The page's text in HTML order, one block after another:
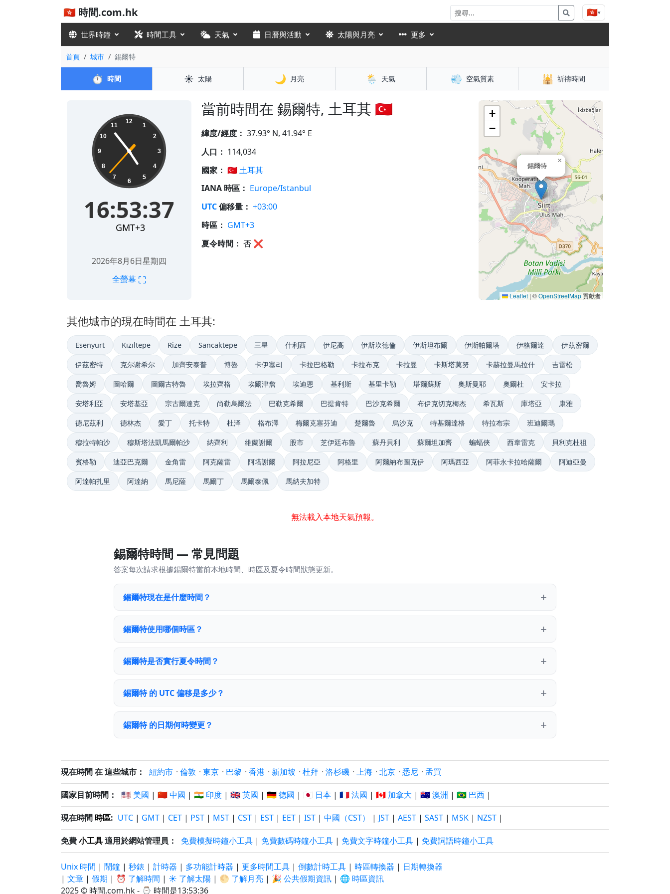
🇭🇰 時間.com.hk 🇭🇰▾
世界時鐘 時間工具 天氣 日曆與活動 太陽與月亮 更多
首頁 城市 錫爾特
⏱️ 時間 ☀️ 太陽 🌙 月亮 🌦️ 天氣 💨 空氣質素 🕌 祈禱時間
當前時間在 錫爾特, 土耳其 🇹🇷
16:53:37 12
1
2
3
4
5
6
7
8
9
10
11
16:53:37
GMT+3
2026年8月6日星期四
全螢幕 ⛶
緯度/經度： 37.93° N, 41.94° E
人口： 114,034
國家： 🇹🇷土耳其
IANA 時區： Europe/Istanbul
UTC偏移量： +03:00
時區： GMT+3
夏令時間： 否 ❌
錫爾特
×
+
−
Leaflet | ©OpenStreetMap貢獻者
其他城市的現在時間在 土耳其:
Esenyurt Kızıltepe Rize Sancaktepe 三星 什利西 伊尼高 伊斯坎德倫 伊斯坦布爾 伊斯帕爾塔 伊格爾達 伊茲密爾
伊茲密特 克尔谢希尔 加齊安泰普 博魯 卡伊塞리 卡拉巴格勒 卡拉布克 卡拉曼 卡斯塔莫努 卡赫拉曼馬拉什 吉雷松
喬魯姆 圖哈爾 圖爾古特魯 埃拉齊格 埃爾津詹 埃迪恩 基利斯 基里卡勒 塔爾蘇斯 奧斯曼耶 奧爾杜 安卡拉
安塔利亞 安塔基亞 宗古爾達克 尚勒烏爾法 巴勒克希爾 巴提肯特 巴沙克希爾 布伊克切克梅杰 希瓦斯 庫塔亞 康雅
德尼茲利 德林杰 愛丁 托卡特 杜泽 格布澤 梅爾克塞芬迪 楚爾魯 烏沙克 特基爾達格 特拉布宗 班迪爾瑪
穆拉特帕沙 穆斯塔法凱馬爾帕沙 納齊利 維蘭謝爾 股市 芝伊廷布魯 蘇丹貝利 蘇爾坦加齊 蝙蝠俠 西韋雷克 貝利克杜祖
賓格勒 迪亞巴克爾 金角雷 阿克薩雷 阿塔謝爾 阿拉尼亞 阿格里 阿爾納布圖克伊 阿瑪西亞 阿菲永卡拉哈薩爾 阿迪亞曼
阿達帕扎里 阿達納 馬尼薩 馬爾丁 馬爾泰佩 馬納夫加特
無法載入本地天氣預報。
錫爾特時間 — 常見問題
答案每次請求根據錫爾特當前本地時間、時區及夏令時間狀態更新。
錫爾特現在是什麼時間？
錫爾特使用哪個時區？
錫爾特是否實行夏令時間？
錫爾特 的 UTC 偏移是多少？
錫爾特 的日期何時變更？
現在時間 在 這些城市： 紐約市 · 倫敦 · 東京 · 巴黎 · 香港 · 新加坡 · 杜拜 · 洛杉磯 · 上海 · 北京 · 悉尼 · 孟買
國家目前時間： 🇺🇸 美國 | 🇨🇳 中國 | 🇮🇳 印度 | 🇬🇧 英國 | 🇩🇪 德國 | 🇯🇵 日本 | 🇫🇷 法國 | 🇨🇦 加拿大 | 🇦🇺 澳洲 | 🇧🇷 巴西 |
現在時間 時區: UTC | GMT | CET | PST | MST | CST | EST | EET | IST | 中國（CST） | JST | AEST | SAST | MSK | NZST |
免費小工具適用於網站管理員： 免費模擬時鐘小工具 | 免費數碼時鐘小工具 | 免費文字時鐘小工具 | 免費詞語時鐘小工具
Unix 時間 | 鬧鐘 | 秒錶 | 計時器 | 多功能計時器 | 更多時間工具 | 倒數計時工具 | 時區轉換器 | 日期轉換器
| 文章 | 假期 | ⏰ 了解時間 | ☀️ 了解太陽 | 🌕 了解月亮 | 🎉 公共假期資訊 | 🌐 時區資訊
2025 © 時間.com.hk - ⌚ 時間是13:53:36